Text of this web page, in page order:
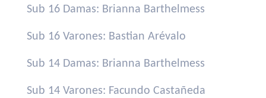
Sub 16 Damas: Brianna Barthelmess
Sub 16 Varones: Bastian Arévalo
Sub 14 Damas: Brianna Barthelmess
Sub 14 Varones: Facundo Castañeda